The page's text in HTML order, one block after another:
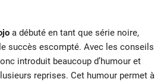
a débuté en tant que série noire,
succès escompté. Avec les conseils
introduit beaucoup d’humour et
reprises. Cet humour permet à